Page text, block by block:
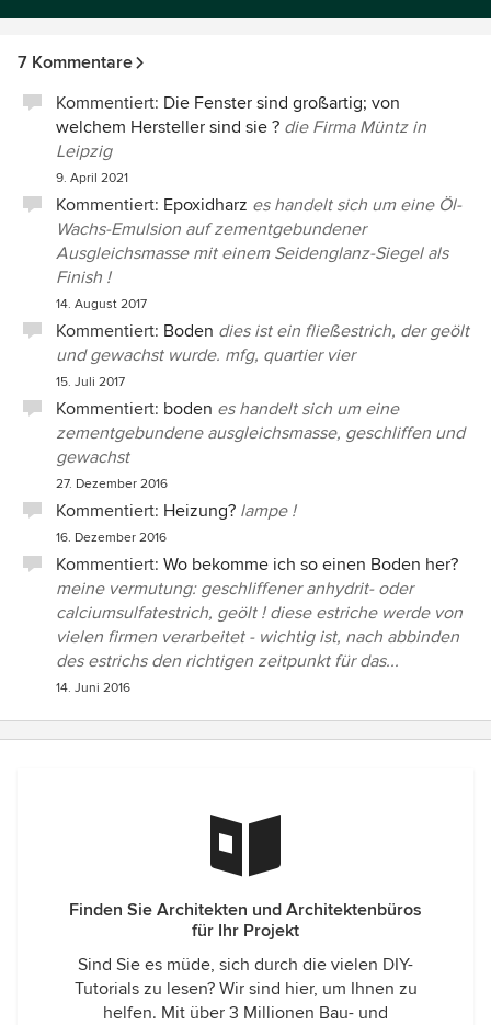
7 Kommentare
Kommentiert: Die Fenster sind großartig; von
welchem Hersteller sind sie ? die Firma Müntz in
Leipzig
9. April 2021
Kommentiert: Epoxidharz es handelt sich um eine Öl-
Wachs-Emulsion auf zementgebundener
Ausgleichsmasse mit einem Seidenglanz-Siegel als
Finish !
14. August 2017
Kommentiert: Boden dies ist ein fließestrich, der geölt
und gewachst wurde. mfg, quartier vier
15. Juli 2017
Kommentiert: boden es handelt sich um eine
zementgebundene ausgleichsmasse, geschliffen und
gewachst
27. Dezember 2016
Kommentiert: Heizung? lampe !
16. Dezember 2016
Kommentiert: Wo bekomme ich so einen Boden her?
meine vermutung: geschliffener anhydrit- oder
calciumsulfatestrich, geölt ! diese estriche werde von
vielen firmen verarbeitet - wichtig ist, nach abbinden
des estrichs den richtigen zeitpunkt für das...
14. Juni 2016
Finden Sie Architekten und Architektenbüros
für Ihr Projekt
Sind Sie es müde, sich durch die vielen DIY-
Tutorials zu lesen? Wir sind hier, um Ihnen zu
helfen. Mit über 3 Millionen Bau- und